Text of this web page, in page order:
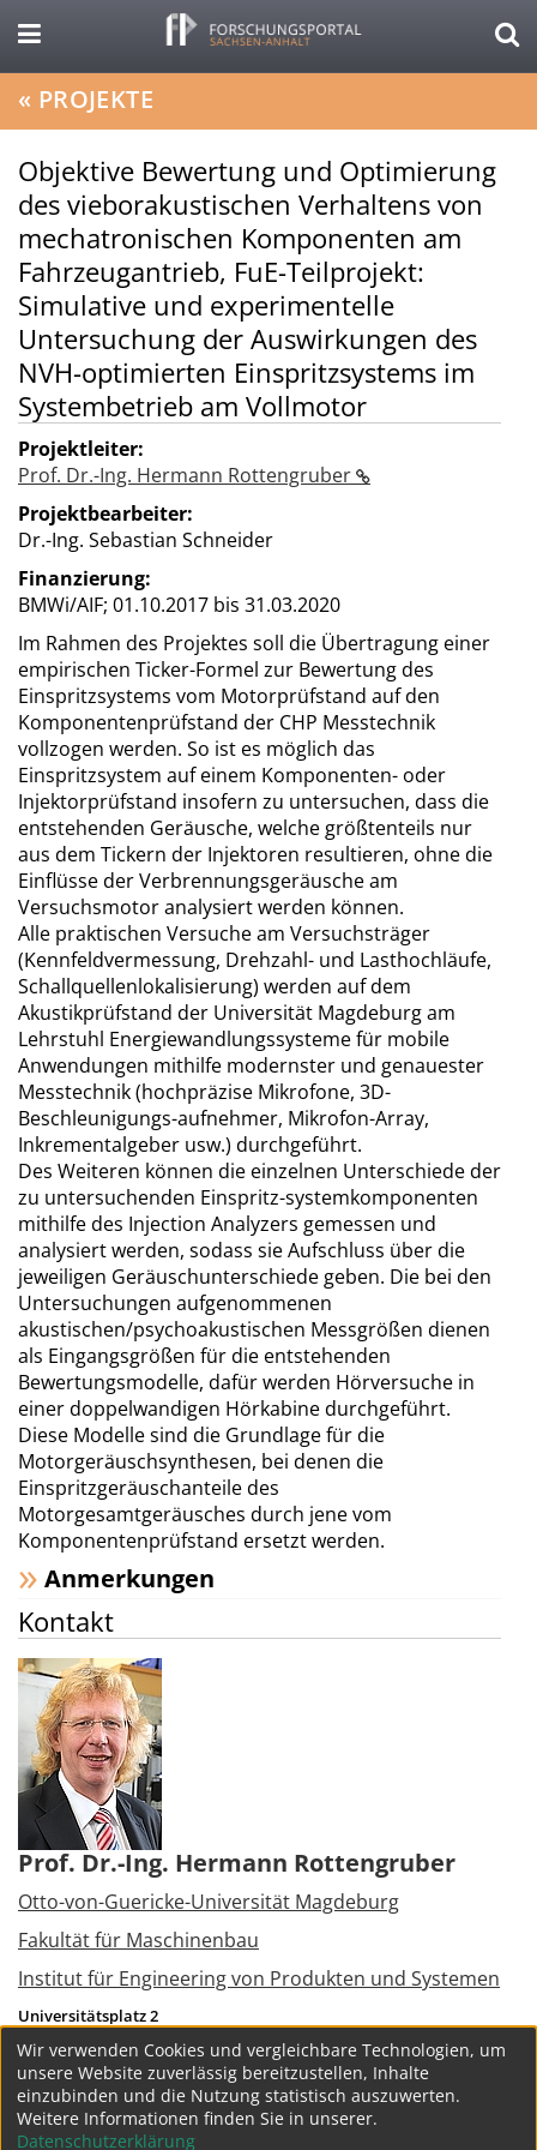
« PROJEKTE
Objektive Bewertung und Optimierung
des vieborakustischen Verhaltens von
mechatronischen Komponenten am
Fahrzeugantrieb, FuE-Teilprojekt:
Simulative und experimentelle
Untersuchung der Auswirkungen des
NVH-optimierten Einspritzsystems im
Systembetrieb am Vollmotor
Projektleiter:
Prof. Dr.-Ing. Hermann Rottengruber
Projektbearbeiter:
Dr.-Ing. Sebastian Schneider
Finanzierung:
BMWi/AIF; 01.10.2017 bis 31.03.2020
Im Rahmen des Projektes soll die Übertragung einer
empirischen Ticker-Formel zur Bewertung des
Einspritzsystems vom Motorprüfstand auf den
Komponentenprüfstand der CHP Messtechnik
vollzogen werden. So ist es möglich das
Einspritzsystem auf einem Komponenten- oder
Injektorprüfstand insofern zu untersuchen, dass die
entstehenden Geräusche, welche größtenteils nur
aus dem Tickern der Injektoren resultieren, ohne die
Einflüsse der Verbrennungsgeräusche am
Versuchsmotor analysiert werden können.
Alle praktischen Versuche am Versuchsträger
(Kennfeldvermessung, Drehzahl- und Lasthochläufe,
Schallquellenlokalisierung) werden auf dem
Akustikprüfstand der Universität Magdeburg am
Lehrstuhl Energiewandlungssysteme für mobile
Anwendungen mithilfe modernster und genauester
Messtechnik (hochpräzise Mikrofone, 3D-
Beschleunigungs-aufnehmer, Mikrofon-Array,
Inkrementalgeber usw.) durchgeführt.
Des Weiteren können die einzelnen Unterschiede der
zu untersuchenden Einspritz-systemkomponenten
mithilfe des Injection Analyzers gemessen und
analysiert werden, sodass sie Aufschluss über die
jeweiligen Geräuschunterschiede geben. Die bei den
Untersuchungen aufgenommenen
akustischen/psychoakustischen Messgrößen dienen
als Eingangsgrößen für die entstehenden
Bewertungsmodelle, dafür werden Hörversuche in
einer doppelwandigen Hörkabine durchgeführt.
Diese Modelle sind die Grundlage für die
Motorgeräuschsynthesen, bei denen die
Einspritzgeräuschanteile des
Motorgesamtgeräusches durch jene vom
Komponentenprüfstand ersetzt werden.
Anmerkungen
Kontakt
Prof. Dr.-Ing. Hermann Rottengruber
Otto-von-Guericke-Universität Magdeburg
Fakultät für Maschinenbau
Institut für Engineering von Produkten und Systemen
Universitätsplatz 2
39106
Magdeburg
Tel.:
+49 391 6758721
hermann.rottengruber@ovgu.de
weitere Projekte
Wir verwenden Cookies und vergleichbare Technologien, um
unsere Website zuverlässig bereitzustellen, Inhalte
einzubinden und die Nutzung statistisch auszuwerten.
Weitere Informationen finden Sie in unserer.
Datenschutzerklärung